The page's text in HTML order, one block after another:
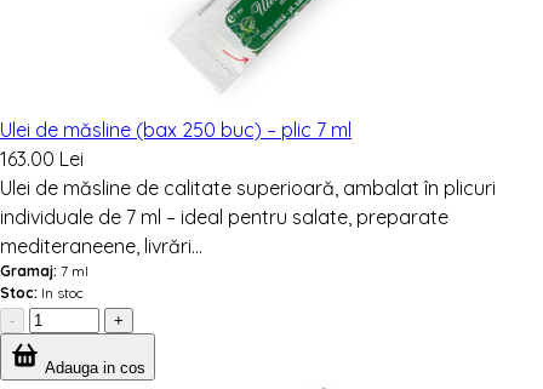
Ulei de măsline (bax 250 buc) – plic 7 ml
163.00 Lei
Ulei de măsline de calitate superioară, ambalat în plicuri
individuale de 7 ml – ideal pentru salate, preparate
mediteraneene, livrări...
Gramaj: 7 ml
Stoc: In stoc
-
+
Adauga in cos